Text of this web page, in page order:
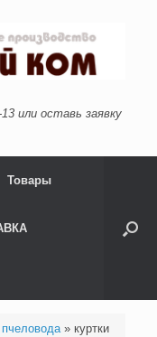
или оставь заявку
Товары
» куртки